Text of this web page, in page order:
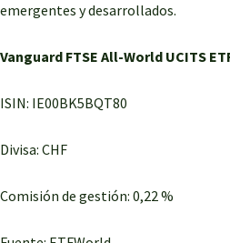
emergentes y desarrollados.
Vanguard FTSE All-World UCITS
ISIN: IE00BK5BQT80
Divisa: CHF
Comisión de gestión: 0,22 %